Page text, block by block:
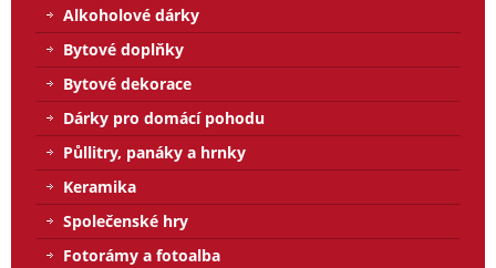
Alkoholové dárky
Bytové doplňky
Bytové dekorace
Dárky pro domácí pohodu
Půllitry, panáky a hrnky
Keramika
Společenské hry
Fotorámy a fotoalba